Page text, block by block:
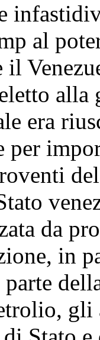
al
era
per
da
in
gli